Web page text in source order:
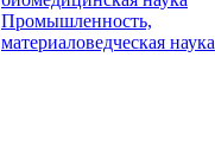
Промышленность,
материаловедческая наука